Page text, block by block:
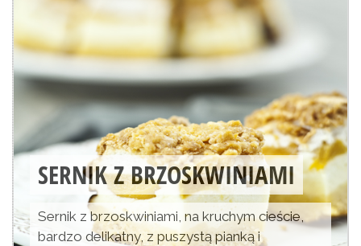
SERNIK Z BRZOSKWINIAMI
Sernik z brzoskwiniami, na kruchym cieście,
bardzo delikatny, z puszystą pianką i